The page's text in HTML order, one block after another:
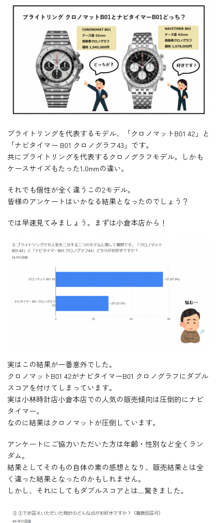
ブライトリングを代表するモデル、「クロノマットB01 42」と
「ナビタイマー B01 クロノグラフ43」です。
共にブライトリングを代表するクロノグラフモデル。しかも
ケースサイズもたった1.0mmの違い。
それでも個性が全く違うこの2モデル。
皆様のアンケートはいかなる結果となったのでしょう？
では早速見てみましょう。まずは小倉本店から！
実はこの結果が一番意外でした。
クロノマットB01 42がナビタイマーB01 クロノグラフにダブル
スコアを付けてしまっています。
実は小林時計店小倉本店での人気の販売傾向は圧倒的にナビ
タイマー。
なのに結果はクロノマットが圧倒しています。
アンケートにご協力いただいた方は年齢・性別など全くラン
ダム。
結果としてそのもの自体の素の感想となり、販売結果とは全
く違った結果となったのかもしれません。
しかし、それにしてもダブルスコアとは…驚きました。